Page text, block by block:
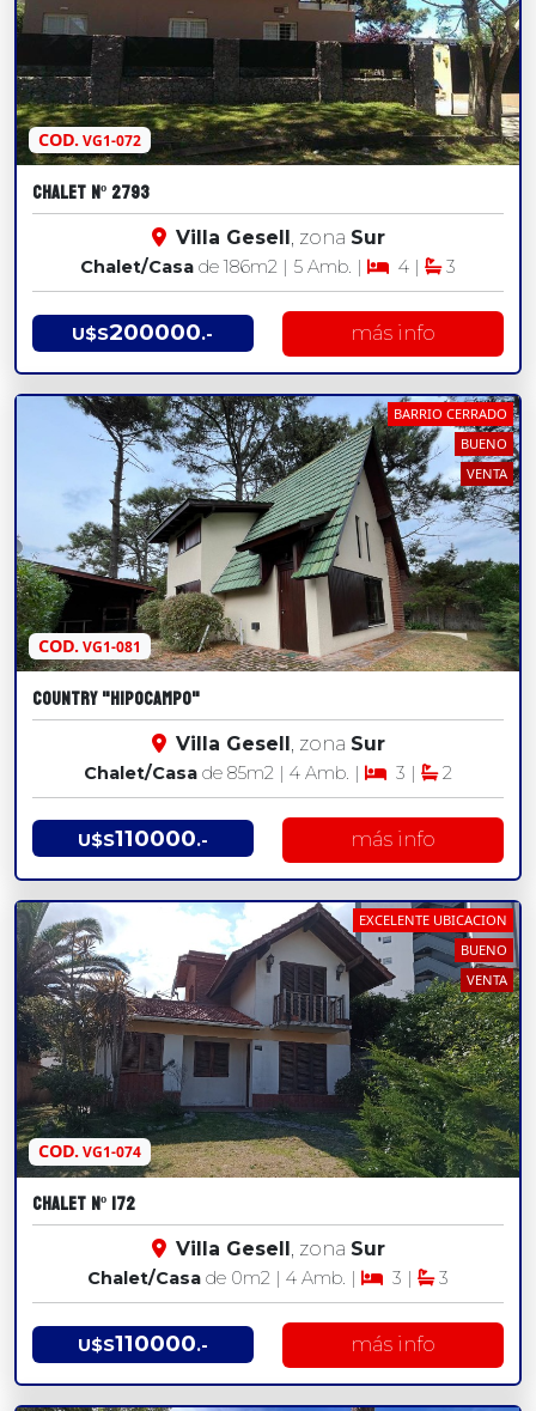
COD.VG1-072
CHALET Nº 2793
Villa Gesell , zona Sur
Chalet/Casa de 186m2 | 5 Amb. | 4 | 3
U$S200000.- más info
COD.VG1-081
BARRIO CERRADO
BUENO
VENTA
COUNTRY "HIPOCAMPO"
Villa Gesell , zona Sur
Chalet/Casa de 85m2 | 4 Amb. | 3 | 2
U$S110000.- más info
COD.VG1-074
EXCELENTE UBICACION
BUENO
VENTA
Chalet Nº 172
Villa Gesell , zona Sur
Chalet/Casa de 0m2 | 4 Amb. | 3 | 3
U$S110000.- más info